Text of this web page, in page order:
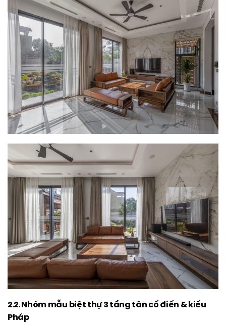
2.2. Nhóm mẫu biệt thự 3 tầng tân cổ điển & kiểu
Pháp